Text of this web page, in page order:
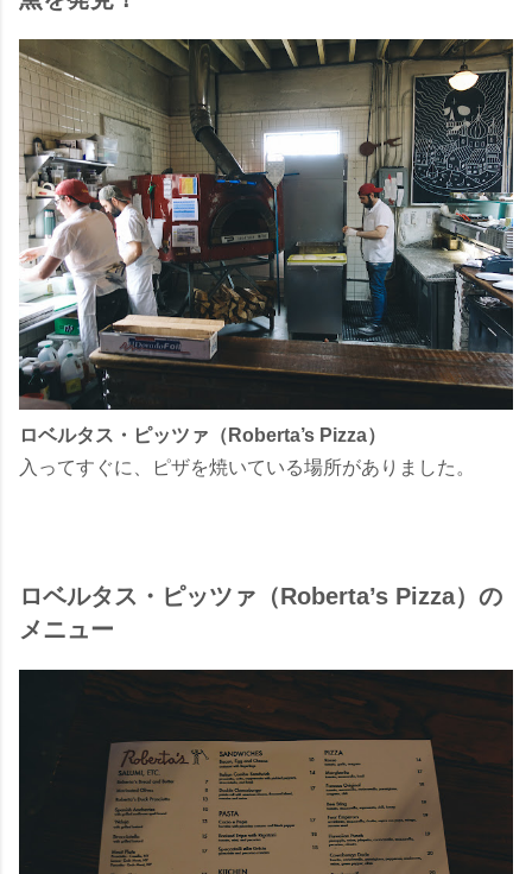
ロベルタス・ピッツァ（Roberta’s Pizza）
入ってすぐに、ピザを焼いている場所がありました。
ロベルタス・ピッツァ（Roberta’s Pizza）の
メニュー